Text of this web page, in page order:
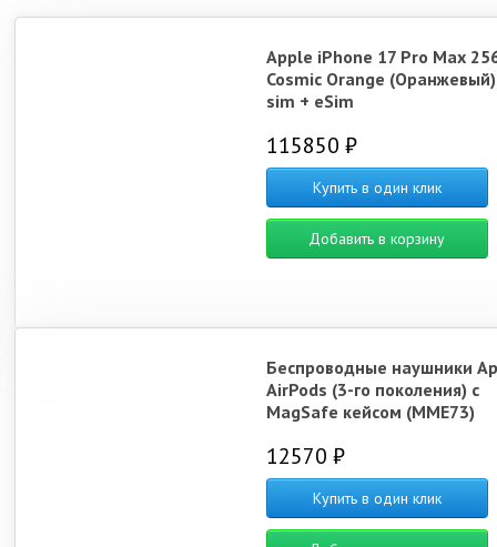
Apple iPhone 17 Pro Max
Cosmic Orange
sim + eSim
115850 ₽
Купить в один клик
Добавить в корзину
Беспроводные наушники
AirPods (3-го поколения) c
MagSafe кейсом (MME73)
12570 ₽
Купить в один клик